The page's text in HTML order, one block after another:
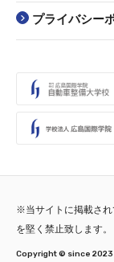
プライバシー
※当サイトに掲載され
を堅く禁止致します。
Copyright © since 2023